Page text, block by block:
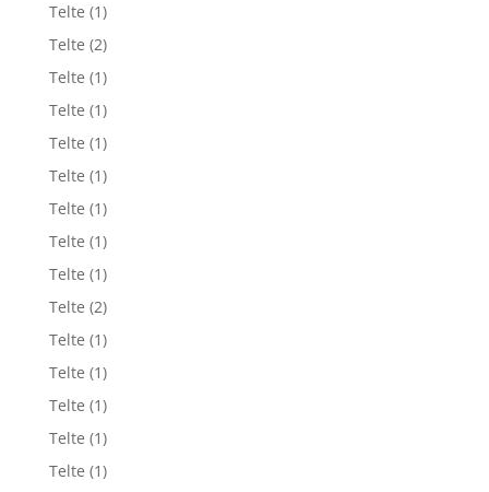
Telte (1)
Telte (2)
Telte (1)
Telte (1)
Telte (1)
Telte (1)
Telte (1)
Telte (1)
Telte (1)
Telte (2)
Telte (1)
Telte (1)
Telte (1)
Telte (1)
Telte (1)